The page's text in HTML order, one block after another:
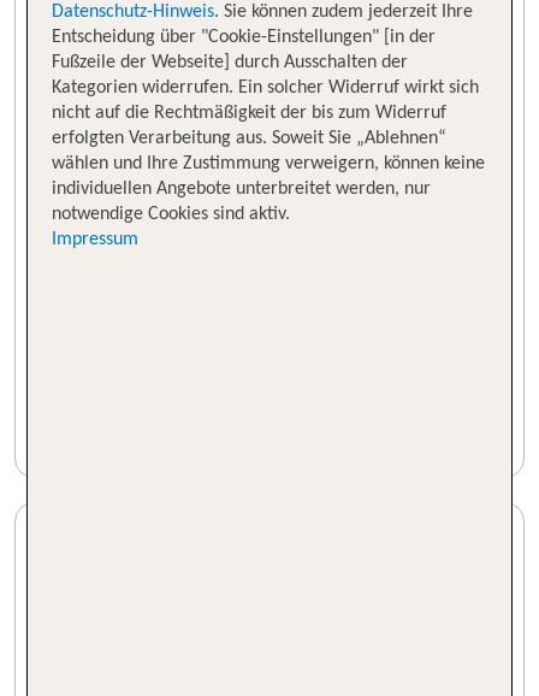
Datenschutz-Hinweis. Sie können zudem jederzeit Ihre
Entscheidung über "Cookie-Einstellungen" [in der
Fußzeile der Webseite] durch Ausschalten der
Kategorien widerrufen. Ein solcher Widerruf wirkt sich
nicht auf die Rechtmäßigkeit der bis zum Widerruf
erfolgten Verarbeitung aus. Soweit Sie „Ablehnen“
wählen und Ihre Zustimmung verweigern, können keine
individuellen Angebote unterbreitet werden, nur
notwendige Cookies sind aktiv.
Impressum